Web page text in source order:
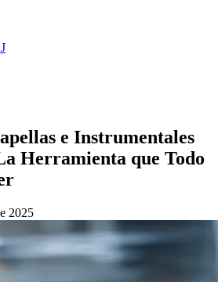
e Instrumentales
Herramienta que Todo
2025